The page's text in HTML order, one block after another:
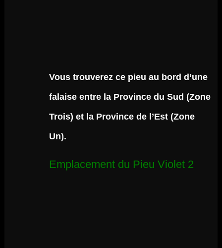
Vous trouverez ce pieu au bord d’une
falaise entre la Province du Sud (Zone
Trois) et la Province de l’Est (Zone
Un).
Emplacement du Pieu Violet 2